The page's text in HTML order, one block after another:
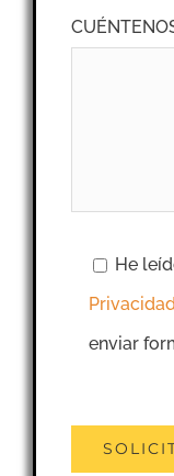
He
Privacidad
enviar